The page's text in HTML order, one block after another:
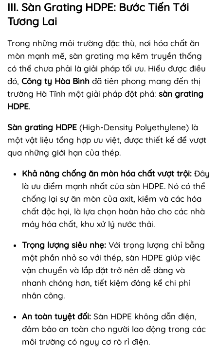
III. Sàn Grating HDPE: Bước Tiến Tới
Tương Lai
Trong những môi trường đặc thù, nơi hóa chất ăn
mòn mạnh mẽ, sàn grating mạ kẽm truyền thống
có thể chưa phải là giải pháp tối ưu. Hiểu được điều
đó, Công ty Hòa Bình đã tiên phong mang đến thị
trường Hà Tĩnh một giải pháp đột phá: sàn grating
HDPE.
Sàn grating HDPE (High-Density Polyethylene) là
một vật liệu tổng hợp ưu việt, được thiết kế để vượt
qua những giới hạn của thép.
Khả năng chống ăn mòn hóa chất vượt trội: Đây
là ưu điểm mạnh nhất của sàn HDPE. Nó có thể
chống lại sự ăn mòn của axit, kiềm và các hóa
chất độc hại, là lựa chọn hoàn hảo cho các nhà
máy hóa chất, khu xử lý nước thải.
Trọng lượng siêu nhẹ: Với trọng lượng chỉ bằng
một phần nhỏ so với thép, sàn HDPE giúp việc
vận chuyển và lắp đặt trở nên dễ dàng và
nhanh chóng hơn, tiết kiệm đáng kể chi phí
nhân công.
An toàn tuyệt đối: Sàn HDPE không dẫn điện,
đảm bảo an toàn cho người lao động trong các
môi trường có nguy cơ rò rỉ điện.